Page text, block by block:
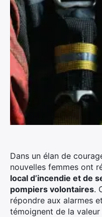
Dans un élan de
nouvelles femmes ont
local d’incendie et de
pompiers volontaires.
répondre aux alarmes
témoignent de la